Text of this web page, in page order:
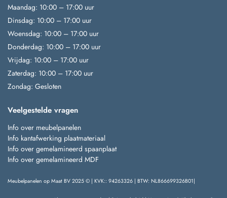
Maandag: 10:00 – 17:00 uur
Dinsdag: 10:00 – 17:00 uur
Woensdag: 10:00 – 17:00 uur
Donderdag: 10:00 – 17:00 uur
Vrijdag: 10:00 – 17:00 uur
Zaterdag: 10:00 – 17:00 uur
Zondag: Gesloten
Veelgestelde vragen
Info over meubelpanelen
Info kantafwerking plaatmateriaal
Info over gemelamineerd spaanplaat
Info over gemelamineerd MDF
Meubelpanelen op Maat BV 2025 © | KVK:: 94263326 | BTW: NL866699326B01|